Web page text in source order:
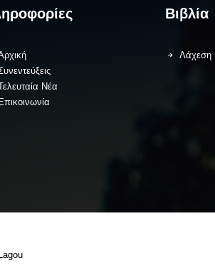
Νέα
Επικοινωνία
Βιβλία
Λάχεση